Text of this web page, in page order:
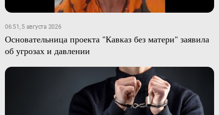
06:51, 5 августа 2026
Основательница проекта "Кавказ без матери" заявила
об угрозах и давлении